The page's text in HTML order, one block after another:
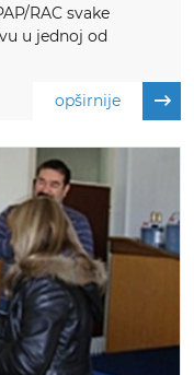
RAC svake
u jednoj od
opširnije